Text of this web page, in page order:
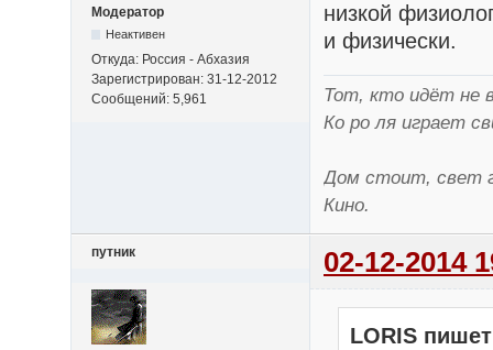
Модератор
Неактивен
Откуда: Россия - Абхазия
Зарегистрирован: 31-12-2012
Сообщений: 5,961
низкой
и физически.
Тот, кто идёт не
Ко ро ля играет
Дом стоит, свет
Кино.
путник 02-12-2014
LORIS